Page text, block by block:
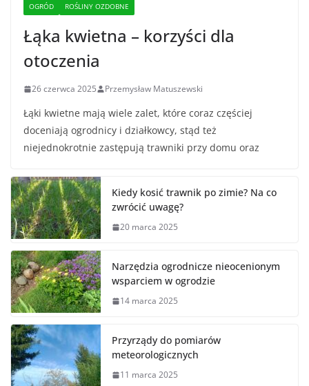
OGRÓD ROŚLINY OZDOBNE
Łąka kwietna – korzyści dla
otoczenia
26 czerwca 2025 Przemysław Matuszewski
Łąki kwietne mają wiele zalet, które coraz częściej
doceniają ogrodnicy i działkowcy, stąd też
niejednokrotnie zastępują trawniki przy domu oraz
Kiedy kosić trawnik po zimie? Na co
zwrócić uwagę?
20 marca 2025
Narzędzia ogrodnicze nieocenionym
wsparciem w ogrodzie
14 marca 2025
Przyrządy do pomiarów
meteorologicznych
11 marca 2025